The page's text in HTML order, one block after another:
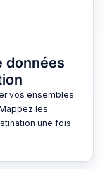
données
vos ensembles
les
une fois